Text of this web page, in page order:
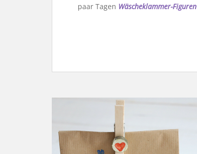
paar Tagen Wäscheklammer-Figuren